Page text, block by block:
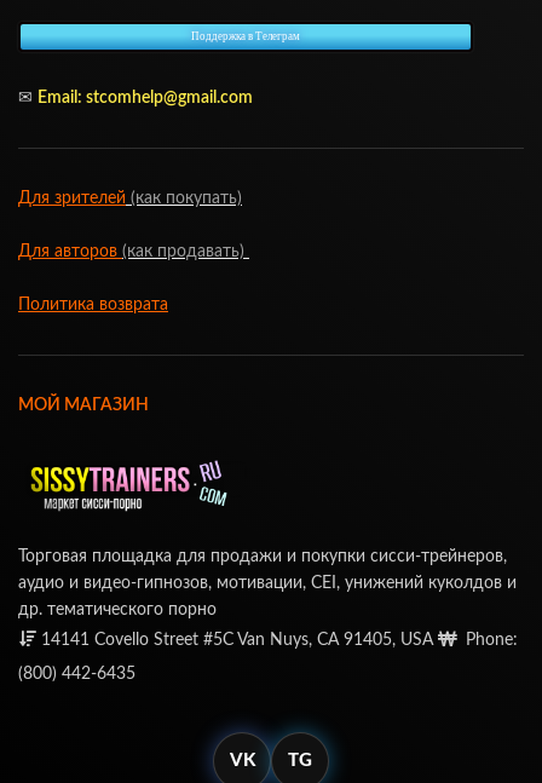
Поддержка в Телеграм
✉ Email: stcomhelp@gmail.com
Для зрителей (как покупать)
Для авторов (как продавать)
Политика возврата
МОЙ МАГАЗИН
Торговая площадка для продажи и покупки сисси-трейнеров,
аудио и видео-гипнозов, мотивации, CEI, унижений куколдов и
др. тематического порно
14141 Covello Street #5C Van Nuys, CA 91405, USA
Phone:
(800) 442-6435
VK TG